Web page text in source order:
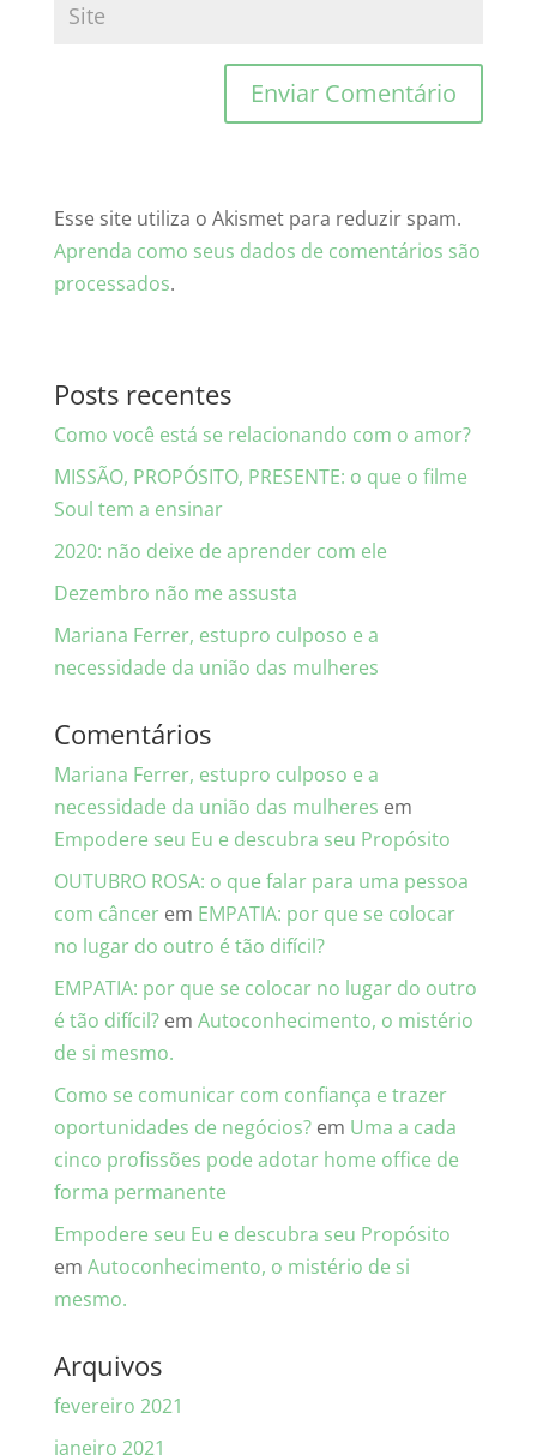
Esse site utiliza o Akismet para reduzir spam.
Aprenda como seus dados de comentários são
processados.
Posts recentes
Como você está se relacionando com o amor?
MISSÃO, PROPÓSITO, PRESENTE: o que o filme
Soul tem a ensinar
2020: não deixe de aprender com ele
Dezembro não me assusta
Mariana Ferrer, estupro culposo e a
necessidade da união das mulheres
Comentários
Mariana Ferrer, estupro culposo e a
necessidade da união das mulheres em
Empodere seu Eu e descubra seu Propósito
OUTUBRO ROSA: o que falar para uma pessoa
com câncerem EMPATIA: por que se colocar
no lugar do outro é tão difícil?
EMPATIA: por que se colocar no lugar do outro
é tão difícil?em Autoconhecimento, o mistério
de si mesmo.
Como se comunicar com confiança e trazer
oportunidades de negócios?em Uma a cada
cinco profissões pode adotar home office de
forma permanente
Empodere seu Eu e descubra seu Propósito
em Autoconhecimento, o mistério de si
mesmo.
Arquivos
fevereiro 2021
janeiro 2021